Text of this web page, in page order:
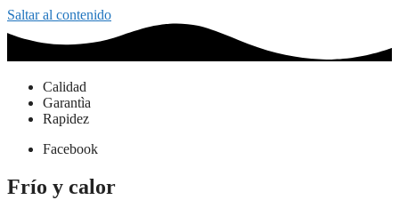
Saltar al contenido
Calidad
Garantìa
Rapidez
Facebook
Frío y calor